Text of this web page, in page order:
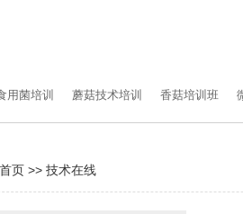
用菌培训 蘑菇技术培训 香菇培训班
首页 >> 技术在线